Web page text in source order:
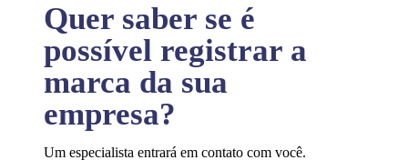
Quer saber se é
possível registrar a
marca da sua
empresa?
Um especialista entrará em contato com você.